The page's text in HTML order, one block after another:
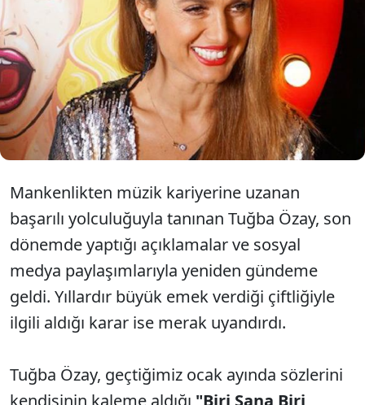
Manken ve şarkıcı Tuğba Özay, Antalya'da
bulunan 1000 dönümlük çiftliğiyle ilgili dikkat
çeken vasiyetini açıkladı. Değerinin milyonlarla
ifade edildiğini belirten Özay, vefatının
ardından çiftliğini devlet kurumlarından birine
bağışlayacağını söyledi.
Mankenlikten müzik kariyerine uzanan
başarılı yolculuğuyla tanınan Tuğba Özay, son
dönemde yaptığı açıklamalar ve sosyal
medya paylaşımlarıyla yeniden gündeme
geldi. Yıllardır büyük emek verdiği çiftliğiyle
ilgili aldığı karar ise merak uyandırdı.
Tuğba Özay, geçtiğimiz ocak ayında sözlerini
kendisinin kaleme aldığı "Biri Sana Biri